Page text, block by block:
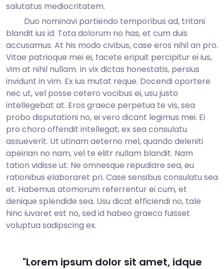
salutatus mediocritatem.
Duo nominavi partiendo temporibus ad, tritani
blandit ius id. Tota dolorum no has, et cum duis
accusamus. At his modo civibus, case eros nihil an pro.
Vitae patrioque mei ei, facete eripuit percipitur ei ius,
vim at nihil nullam. In vix dictas honestatis, persius
invidunt in vim. Ex ius mutat reque. Docendi oportere
nec ut, vel posse cetero vocibus ei, usu justo
intellegebat at. Eros graece perpetua te vis, sea
probo disputationi no, ei vero dicant legimus mei. Ei
pro choro offendit intellegat, ex sea consulatu
assueverit. Ut utinam aeterno mel, quando deleniti
apeirian no nam, vel te elitr nullam blandit. Nam
tation vidisse ut. Ne omnesque repudiare sea, eu
rationibus elaboraret pri. Case sensibus consulatu sea
et. Habemus atomorum referrentur ei cum, et
denique splendide sea. Usu dicat efficiendi no, tale
hinc iuvaret est no, sed id habeo graeco fuisset
voluptua sadipscing ex.
"Lorem ipsum dolor sit amet, idque